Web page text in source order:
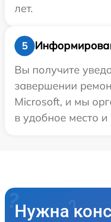
лет.
5
Вы получите
завершении
Microsoft, и мы
в удобное место и
Нужна